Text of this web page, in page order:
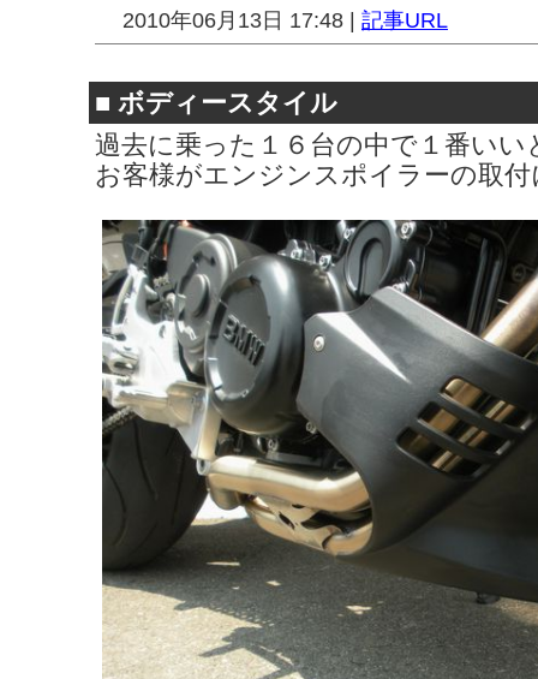
2010年06月13日 17:48 | 記事URL
■ ボディースタイル
過去に乗った１６台の中で１番い
お客様がエンジンスポイラーの取